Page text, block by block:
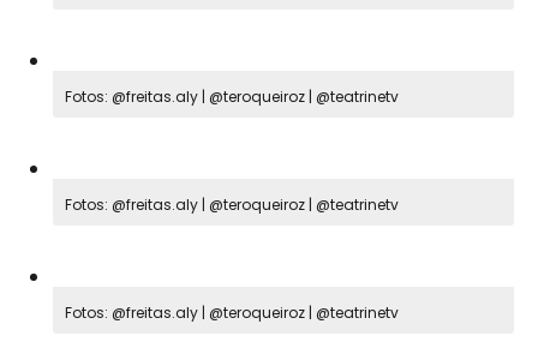
Fotos: @freitas.aly | @teroqueiroz | @teatrinetv
Fotos: @freitas.aly | @teroqueiroz | @teatrinetv
Fotos: @freitas.aly | @teroqueiroz | @teatrinetv